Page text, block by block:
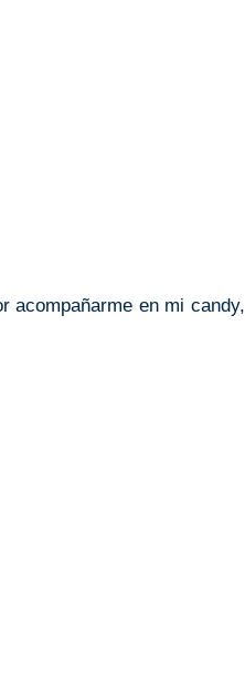
acompañarme en mi candy,